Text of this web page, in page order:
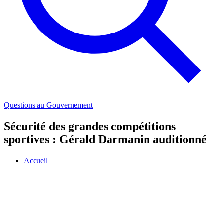
Questions au Gouvernement
Sécurité des grandes compétitions
sportives : Gérald Darmanin auditionné
Accueil